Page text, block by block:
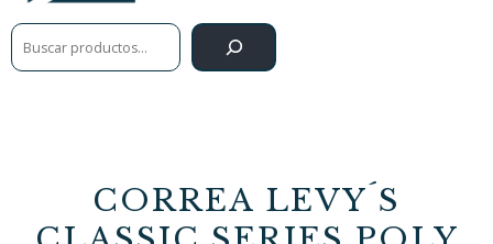
Buscar
CORREA LEVY´S